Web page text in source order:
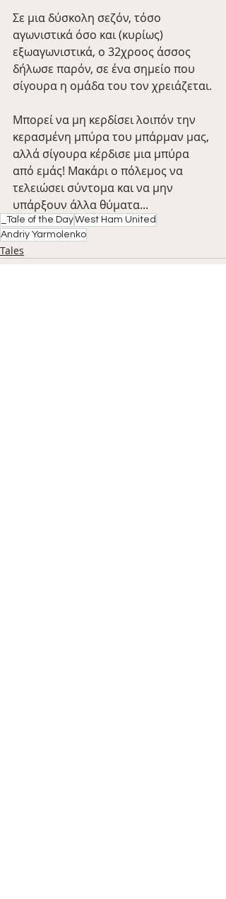
Σε μια δύσκολη σεζόν, τόσο
αγωνιστικά όσο και (κυρίως)
εξωαγωνιστικά, ο 32χροος άσσος
δήλωσε παρόν, σε ένα σημείο που
σίγουρα η ομάδα του τον χρειάζεται.
Μπορεί να μη κερδίσει λοιπόν την
κερασμένη μπύρα του μπάρμαν μας,
αλλά σίγουρα κέρδισε μια μπύρα
από εμάς! Μακάρι ο πόλεμος να
τελειώσει σύντομα και να μην
υπάρξουν άλλα θύματα...
_Tale of the DayWest Ham United
Andriy Yarmolenko
Tales